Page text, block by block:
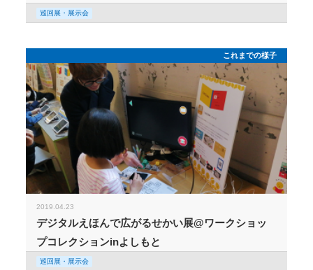
巡回展・展示会
これまでの様子
2019.04.23
デジタルえほんで広がるせかい展@ワークショッ
プコレクションinよしもと
巡回展・展示会